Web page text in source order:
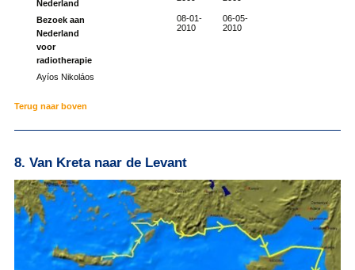
Nederland
Bezoek aan
Nederland
voor
radiotherapie
08-01-
2010
06-05-
2010
Ayíos Nikoláos
Terug naar boven
8. Van Kreta naar de Levant